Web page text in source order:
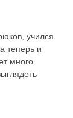
учился
теперь и
много